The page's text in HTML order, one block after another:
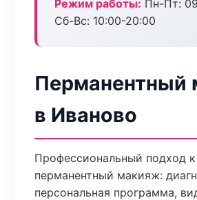
Режим работы: Пн-Пт:
Сб-Вс: 10:00-20:00
Перманентный
в Иваново
Профессиональный подход к
перманентный макияж:
персональная программа,